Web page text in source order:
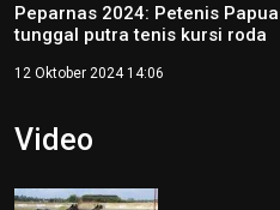
Peparnas 2024: Petenis
tunggal putra tenis kursi roda
12 Oktober 2024 14:06
Video